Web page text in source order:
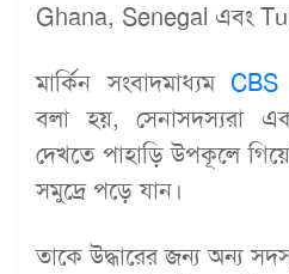
Ghana, Senegal এবং
মার্কিন সংবাদমাধ্যম
বলা হয়, সেনাসদস্যরা
দেখতে পাহাড়ি উপকূলে
সমুদ্রে পড়ে যান।
তাকে উদ্ধারের জন্য অন্য